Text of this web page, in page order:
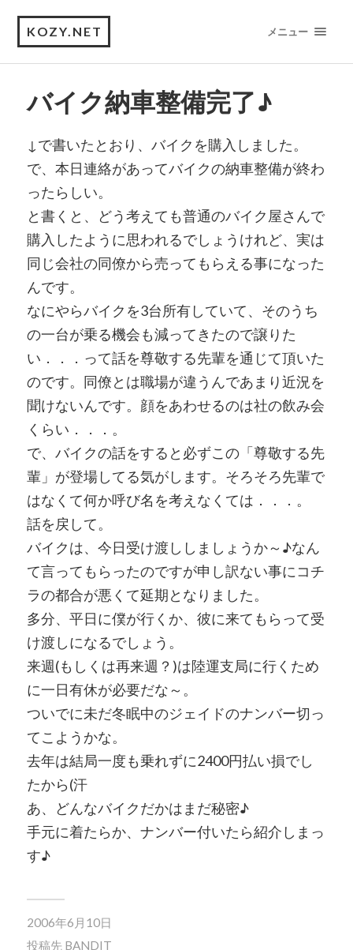
KOZY.NET メニュー
バイク納車整備完了♪
↓で書いたとおり、バイクを購入しました。
で、本日連絡があってバイクの納車整備が終わ
ったらしい。
と書くと、どう考えても普通のバイク屋さんで
購入したように思われるでしょうけれど、実は
同じ会社の同僚から売ってもらえる事になった
んです。
なにやらバイクを3台所有していて、そのうち
の一台が乗る機会も減ってきたので譲りた
い．．．って話を尊敬する先輩を通じて頂いた
のです。同僚とは職場が違うんであまり近況を
聞けないんです。顔をあわせるのは社の飲み会
くらい．．．。
で、バイクの話をすると必ずこの「尊敬する先
輩」が登場してる気がします。そろそろ先輩で
はなくて何か呼び名を考えなくては．．．。
話を戻して。
バイクは、今日受け渡ししましょうか～♪なん
て言ってもらったのですが申し訳ない事にコチ
ラの都合が悪くて延期となりました。
多分、平日に僕が行くか、彼に来てもらって受
け渡しになるでしょう。
来週(もしくは再来週？)は陸運支局に行くため
に一日有休が必要だな～。
ついでに未だ冬眠中のジェイドのナンバー切っ
てこようかな。
去年は結局一度も乗れずに2400円払い損でし
たから(汗
あ、どんなバイクだかはまだ秘密♪
手元に着たらか、ナンバー付いたら紹介しまっ
す♪
2006年6月10日
投稿先 BANDIT